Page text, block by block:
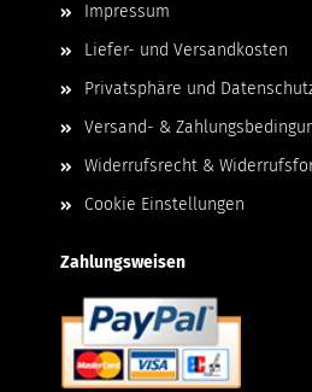
Impressum
Liefer- und Versandkosten
Privatsphäre und
Versand- &
Widerrufsrecht &
Cookie Einstellungen
Zahlungsweisen